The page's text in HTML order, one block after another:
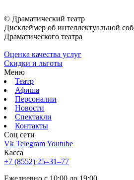
© Драматический театр
Дисклеймер об интеллектуальной
Драматического театра
Оценка качества услуг
Скидки и льготы
Меню
Театр
Афиша
Персоналии
Новости
Спектакли
Контакты
Соц cети
Vk TelegramYoutube
Касса
+7 (8552) 25‒31‒77
Ежедневно с 10:00 до 19:00